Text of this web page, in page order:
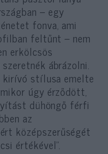
– egy
fonva, ami
feltűnt – nem
erkölcsös
ábrázolni.
kirívó stílusa emelte
úgy érződött,
dühöngő férfi
az
középszerűségét
értékével”.